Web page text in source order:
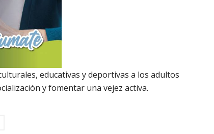
educativas y deportivas a los adultos
y fomentar una vejez activa.